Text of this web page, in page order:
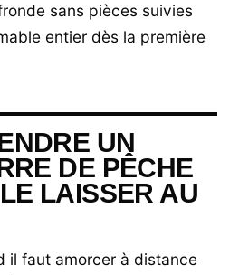
sans pièces suivies
entier dès la première
UN
DE PÊCHE
LAISSER AU
il faut amorcer à distance